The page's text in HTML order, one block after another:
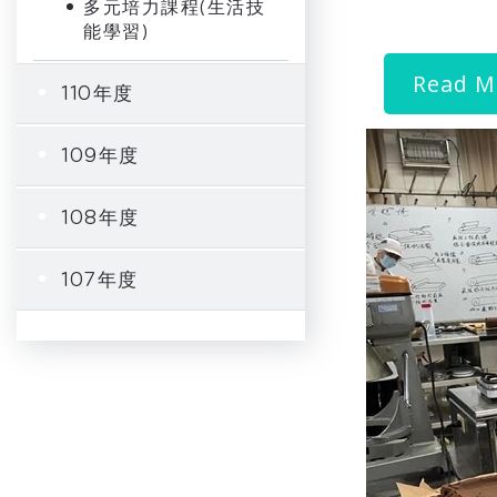
多元培力課程(生活技
能學習)
110年度
109年度
108年度
107年度
Read